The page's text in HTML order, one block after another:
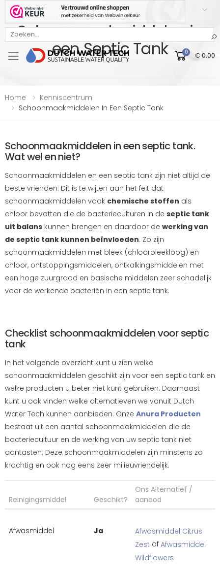
Bekijk onze Webwinkelkeur beoordeling
Toggle mobile menu
0 € 0,00
Schoonmaakmiddelen in
een Septic Tank
Home
Kenniscentrum
Schoonmaakmiddelen In Een Septic Tank
Schoonmaakmiddelen in een septic tank.
Wat wel en niet?
Schoonmaakmiddelen en een septic tank zijn niet altijd de
beste vrienden. Dit is te wijten aan het feit dat
schoonmaakmiddelen vaak chemische stoffen als
chloor bevatten die de bacterieculturen in de septic tank
uit balans kunnen brengen en daardoor de werking van
de septic tank kunnen beïnvloeden. Zo zijn
schoonmaakmiddelen met bleek (chloorbleekloog) en
chloor, ontstoppingsmiddelen, ontkalkingsmiddelen met
een hoge zuurgraad en basische middelen zeer schadelijk
voor de werkende bacteriën in een septic tank.
Checklist schoonmaakmiddelen voor septic
tank
In het volgende overzicht kunt u zien welke
schoonmaakmiddelen geschikt zijn voor een septic tank en
welke producten u beter niet kunt gebruiken. Daarnaast
kunt u ook vinden welke alternatieven we vanuit Dutch
Water Tech kunnen aanbieden. Onze Anura Producten
bestaat uit een aantal schoonmaakmiddelen die de
bacteriecultuur en de werking van uw septic tank niet
aantasten. Deze schoonmaakmiddelen zijn minstens zo
krachtig en ook nog eens zeer milieuvriendelijk.
Reinigingsmiddel Geschikt?
Ons Alternatief /
aanbod
Afwasmiddel Ja
Afwasmiddel Citrus
Zest of Afwasmiddel
Wildflowers